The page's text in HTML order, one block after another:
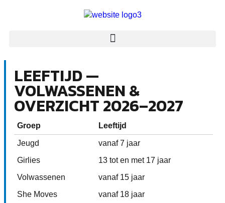
LEEFTIJD —
VOLWASSENEN &
OVERZICHT 2026–2027
Groep Leeftijd
Jeugd
vanaf 7 jaar
Girlies
13 tot en met 17 jaar
Volwassenen
vanaf 15 jaar
She Moves
vanaf 18 jaar